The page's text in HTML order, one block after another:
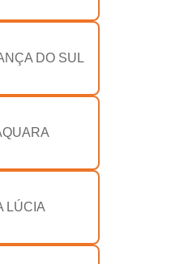
DO SUL
LÚCIA